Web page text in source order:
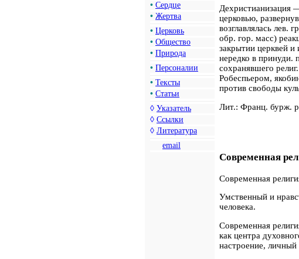
• Сердце
• Жертва
• Церковь
• Общество
• Природа
• Персоналии
• Тексты
• Статьи
◊ Указатель
◊ Ссылки
◊ Литература
email
Дехристианизация
церковью,
возглавлялась лев.
обр. гор. масс)
закрытии церквей
нередко в принуди.
сохранявшего
Робеспьером,
против свободы
Лит.: Франц. бурж.
Современная
Современная
Умственный и
человека.
Современная
какцентра
настроение,